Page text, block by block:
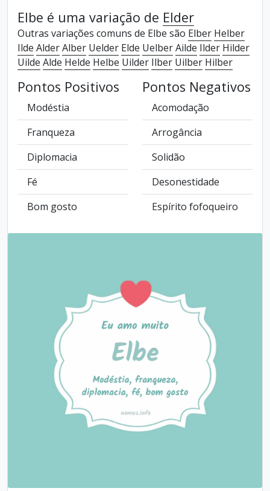
Elbe é uma variação de Elder
Outras variações comuns de Elbe são Elber Helber
Ilde AlderAlber Uelder Elde UelberAilde Ilder Hilder
Uilde Alde Helde Helbe Uilder Ilber Uilber Hilber
Pontos Positivos
Modéstia
Franqueza
Diplomacia
Fé
Bom gosto
Pontos Negativos
Acomodação
Arrogância
Solidão
Desonestidade
Espírito fofoqueiro